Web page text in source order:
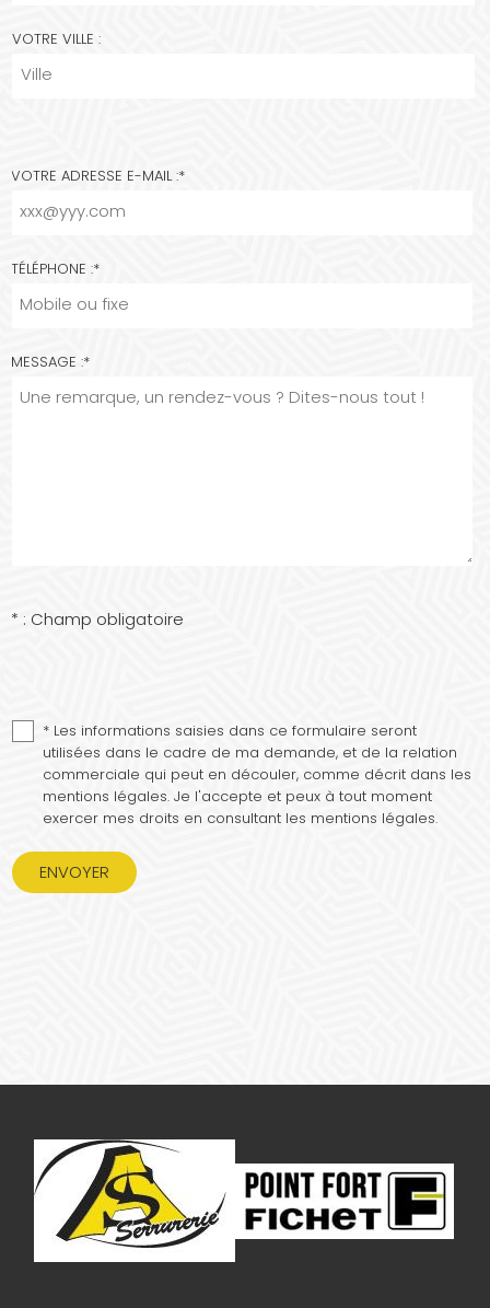
VOTRE VILLE :
VOTRE ADRESSE E-MAIL :*
TÉLÉPHONE :*
MESSAGE :*
* : Champ obligatoire
* Les informations saisies dans ce formulaire seront
utilisées dans le cadre de ma demande, et de la relation
commerciale qui peut en découler, comme décrit dans les
mentions légales. Je l'accepte et peux à tout moment
exercer mes droits en consultant les mentions légales.
ENVOYER